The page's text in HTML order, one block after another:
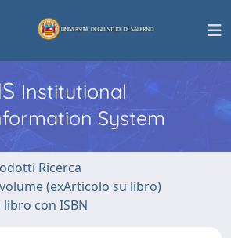
Institutional
System
Ricerca
(exArticolo su libro)
con ISBN